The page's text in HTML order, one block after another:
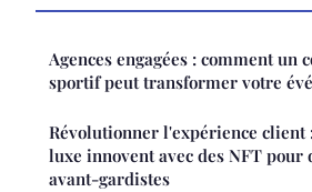
Agences engagées : comment un
sportif peut transformer votre
Révolutionner l'expérience client
luxe innovent avec des NFT pour
avant-gardistes